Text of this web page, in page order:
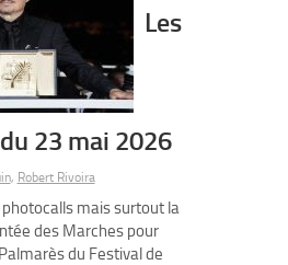
Les
23 mai 2026
, Robert Rivoira
mais surtout la
des Marches pour
du Festival de